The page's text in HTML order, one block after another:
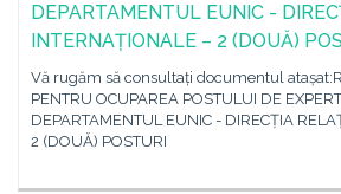
DEPARTAMENTUL EUNIC -
INTERNAȚIONALE – 2 (DOUĂ)
Vă rugăm să consultați documentul
PENTRU OCUPAREA POSTULUI DE
DEPARTAMENTUL EUNIC - DIRECȚIA
2 (DOUĂ) POSTURI